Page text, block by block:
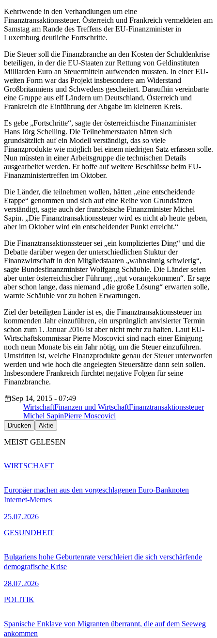
Kehrtwende in den Verhandlungen um eine
Finanztransaktionssteuer. Österreich und Frankreich vermeldeten am
Samstag am Rande des Treffens der EU-Finanzminister in
Luxemburg deutliche Fortschritte.
Die Steuer soll die Finanzbranche an den Kosten der Schuldenkrise
beteiligen, in der die EU-Staaten zur Rettung von Geldinstituten
Milliarden Euro an Steuermitteln aufwenden mussten. In einer EU-
weiten Form war das Projekt insbesondere am Widerstand
Großbritanniens und Schwedens gescheitert. Daraufhin vereinbarte
eine Gruppe aus elf Ländern um Deutschland, Österreich und
Frankreich die Einführung der Abgabe im kleineren Kreis.
Es gebe „Fortschritte“, sagte der österreichische Finanzminister
Hans Jörg Schelling. Die Teilnehmerstaaten hätten sich
grundsätzlich auf ein Modell verständigt, das so viele
Finanzprodukte wie möglich bei einem niedrigen Satz erfassen solle.
Nun müssten in einer Arbeitsgruppe die technischen Details
ausgearbeitet werden. Er hoffe auf weitere Beschlüsse beim EU-
Finanzministertreffen im Oktober.
Die Länder, die teilnehmen wollen, hätten „eine entscheidende
Etappe“ genommen und sich auf eine Reihe von Grundsätzen
verständigt, sagte auch der französische Finanzminister Michel
Sapin. „Die Finanztransaktionssteuer wird es nicht ab heute geben,
aber im Oktober wird ein entscheidender Punkt erreicht.“
Die Finanztransaktionssteuer sei „ein kompliziertes Ding“ und die
Debatte darüber wegen der unterschiedlichen Stuktur der
Finanzwirtschaft in den Mitgliedstaaten „wahnsinnig schwierig“,
sagte Bundesfinanzminister Wolfgang Schäuble. Die Länder seien
aber unter österreichischer Führung „gut vorangekommen“. Er sage
aber schon lange, dass niemand „die große Lösung“ erwarten solle,
warnte Schäuble vor zu hohen Erwartungen.
Ziel der beteiligten Länder ist es, die Finanztransaktionssteuer im
kommenden Jahr einzuführen, ein ursprünglich anvisierter Termin
schon zum 1. Januar 2016 ist aber nicht mehr zu halten. Laut EU-
Wirtschaftskommissar Pierre Moscovici sind nach einer Einigung
noch neun Monate bis ein Jahr nötig, um die Steuer einzuführen.
Umstritten ist, welche Finanzprodukte genau der Steuer unterworfen
werden und wie hoch die angelegten Steuersätze dann sein sollen.
Insbesondere Frankreich fürchtet negative Folgen für seine
Finanzbranche.
Sep 14, 2015 - 07:49
WirtschaftFinanzen und WirtschaftFinanztransaktionssteuer
Michel SapinPierre Moscovici
Drucken Aktie
MEIST GELESEN
Europäer machen aus den vorgeschlagenen Euro-Banknoten
Internet-Memes
25.07.2026
WIRTSCHAFT
Bulgariens hohe Geburtenrate verschleiert die sich verschärfende
demografische Krise
28.07.2026
GESUNDHEIT
Spanische Enklave von Migranten überrannt, die auf dem Seeweg
ankommen
POLITIK